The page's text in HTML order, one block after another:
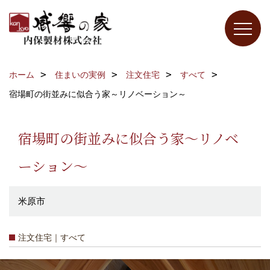
ホーム 住まいの実例 注文住宅
すべて
宿場町の街並みに似合う家～リノベーション～
宿場町の街並みに似合う家～リノベ
ーション～
米原市
注文住宅｜すべて